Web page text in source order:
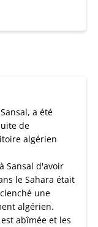
a été
de
algérien
Sansal d'avoir
le Sahara était
une
algérien.
abîmée et les